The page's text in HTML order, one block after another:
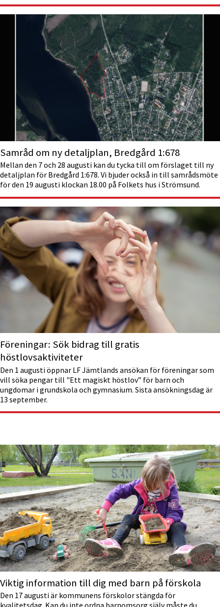
Samråd om ny detaljplan, Bredgård 1:678
Mellan den 7 och 28 augusti kan du tycka till om förslaget till ny
detaljplan för Bredgård 1:678. Vi bjuder också in till samrådsmöte
för den 19 augusti klockan 18.00 på Folkets hus i Strömsund.
Föreningar: Sök bidrag till gratis
höstlovsaktiviteter
Den 1 augusti öppnar LF Jämtlands ansökan för föreningar som
vill söka pengar till "Ett magiskt höstlov” för barn och
ungdomar i grundskola och gymnasium. Sista ansökningsdag är
13 september.
Viktig information till dig med barn på förskola
Den 17 augusti är kommunens förskolor stängda för